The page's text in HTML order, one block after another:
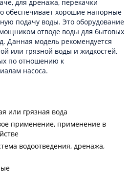
для дренажа, перекачки
обеспечивает хорошие напорные
подачу воды. Это оборудование
отводе воды для бытовых
Данная модель рекомендуется
или грязной воды и жидкостей,
по отношению к
насоса.
или грязная вода
применение, применение в
водоотведения, дренажа,